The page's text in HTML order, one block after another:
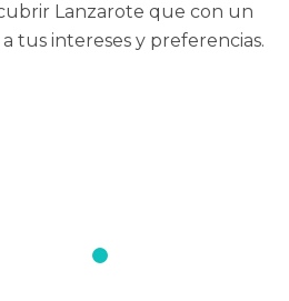
Lanzarote que con un
tus intereses y preferencias.